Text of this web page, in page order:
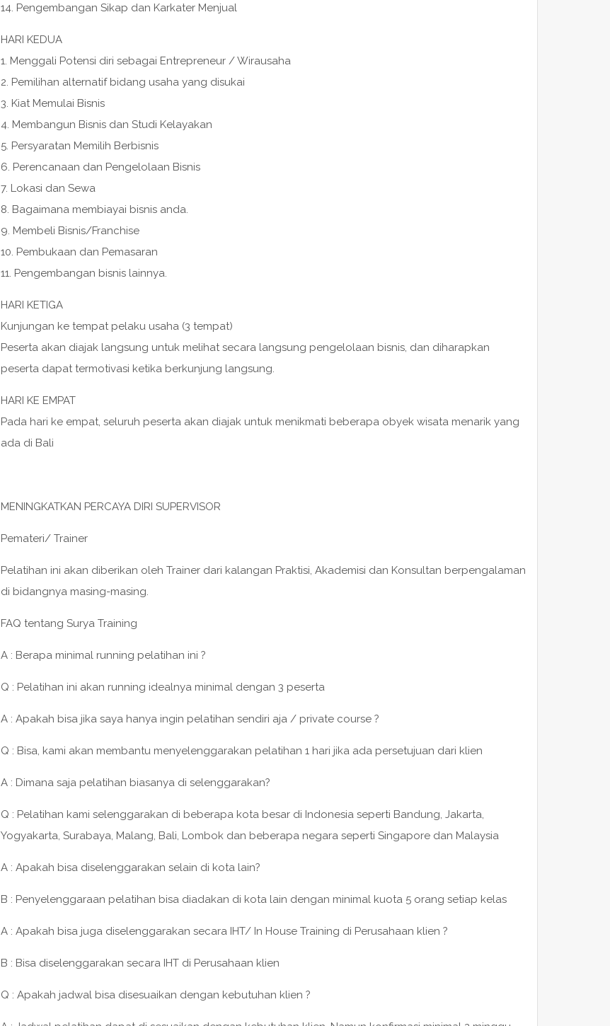
14. Pengembangan Sikap dan Karkater Menjual
HARI KEDUA
1. Menggali Potensi diri sebagai Entrepreneur / Wirausaha
2. Pemilihan alternatif bidang usaha yang disukai
3. Kiat Memulai Bisnis
4. Membangun Bisnis dan Studi Kelayakan
5. Persyaratan Memilih Berbisnis
6. Perencanaan dan Pengelolaan Bisnis
7. Lokasi dan Sewa
8. Bagaimana membiayai bisnis anda.
9. Membeli Bisnis/Franchise
10. Pembukaan dan Pemasaran
11. Pengembangan bisnis lainnya.
HARI KETIGA
Kunjungan ke tempat pelaku usaha (3 tempat)
Peserta akan diajak langsung untuk melihat secara langsung pengelolaan bisnis, dan diharapkan
peserta dapat termotivasi ketika berkunjung langsung.
HARI KE EMPAT
Pada hari ke empat, seluruh peserta akan diajak untuk menikmati beberapa obyek wisata menarik yang
ada di Bali
MENINGKATKAN PERCAYA DIRI SUPERVISOR
Pemateri/ Trainer
Pelatihan ini akan diberikan oleh Trainer dari kalangan Praktisi, Akademisi dan Konsultan berpengalaman
di bidangnya masing-masing.
FAQ tentang Surya Training
A : Berapa minimal running pelatihan ini ?
Q : Pelatihan ini akan running idealnya minimal dengan 3 peserta
A : Apakah bisa jika saya hanya ingin pelatihan sendiri aja / private course ?
Q : Bisa, kami akan membantu menyelenggarakan pelatihan 1 hari jika ada persetujuan dari klien
A : Dimana saja pelatihan biasanya di selenggarakan?
Q : Pelatihan kami selenggarakan di beberapa kota besar di Indonesia seperti Bandung, Jakarta,
Yogyakarta, Surabaya, Malang, Bali, Lombok dan beberapa negara seperti Singapore dan Malaysia
A : Apakah bisa diselenggarakan selain di kota lain?
B : Penyelenggaraan pelatihan bisa diadakan di kota lain dengan minimal kuota 5 orang setiap kelas
A : Apakah bisa juga diselenggarakan secara IHT/ In House Training di Perusahaan klien ?
B : Bisa diselenggarakan secara IHT di Perusahaan klien
Q : Apakah jadwal bisa disesuaikan dengan kebutuhan klien ?